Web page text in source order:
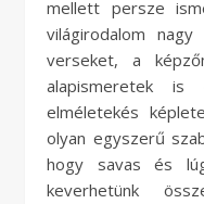
mellett persze
világirodalom
verseket, a
alapismeretek is
elméletekés
olyan egyszerű
hogy savas és
keverhetünk